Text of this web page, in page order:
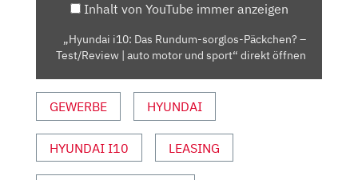
TEST/REVIEW
AUTO
UND
SPORT“
YOUTUBE
ANZEIGEN
Inhalt von YouTube immer anzeigen
„Hyundai i10: Das Rundum-sorglos-Päckchen? –
Test/Review | auto motor und sport“ direkt öffnen
GEWERBE HYUNDAI
HYUNDAI I10 LEASING